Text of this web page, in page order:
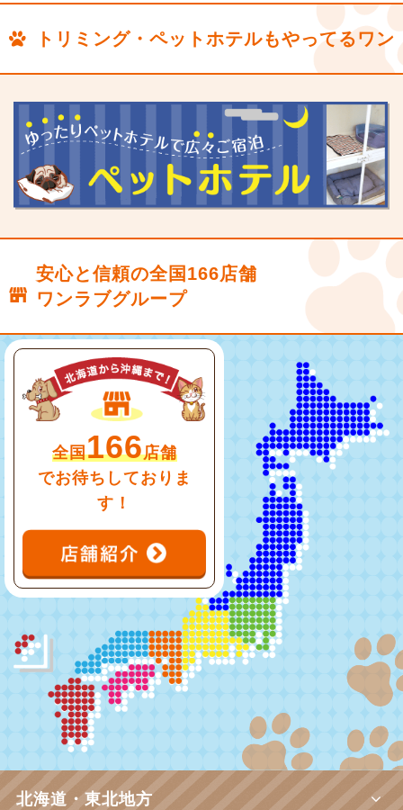
トリミング・ペットホテルもやってるワン
安心と信頼の全国166店舗
ワンラブグループ
全国166店舗
でお待ちしておりま
す！
北海道・東北地方